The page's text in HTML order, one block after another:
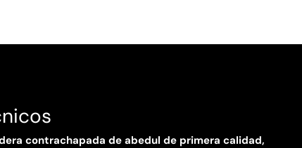
contrachapada de abedul de primera calidad,